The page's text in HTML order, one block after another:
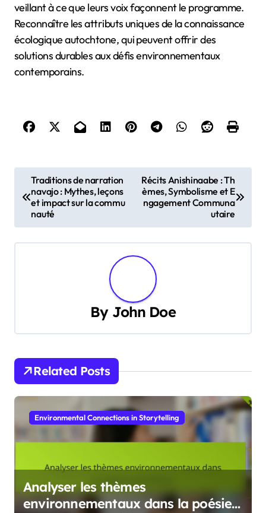
veillant à ce que leurs voix façonnent le programme.
Reconnaître les attributs uniques de la connaissance
écologique autochtone, qui peuvent offrir des
solutions durables aux défis environnementaux
contemporains.
Post navigation
Traditions de narration
navajo : Mythes, leçons
et impact sur la commu
nauté
Récits Anishinaabe : Th
èmes, Symbolisme et E
ngagement Communa
utaire
By John Doe
Related Posts
Environmental Connections in Storytelling
Analyser les thèmes
environnementaux dans la poésie